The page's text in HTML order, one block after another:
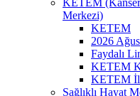
Merkezi)
KETEM
2026
Faydalı
KETEM
KETEM
Sağlıklı Hayat